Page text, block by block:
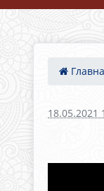
18.05.2021